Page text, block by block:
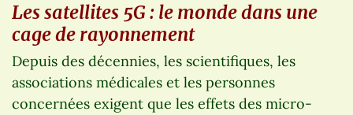
Les satellites 5G : le monde dans une
cage de rayonnement
Depuis des décennies, les scientifiques, les
associations médicales et les personnes
concernées exigent que les effets des micro-